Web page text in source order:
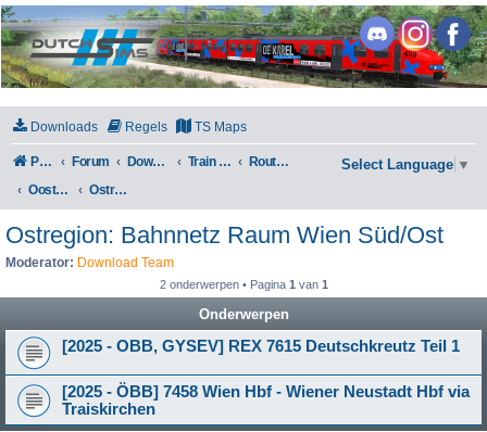
DutchSims
Downloads Regels TS Maps
Portal Forum Downloads Train Simulator Classic
Routes en Scenarios
Oostenrijk
Ostregion: Bahnnetz Raum Wien Süd/Ost
Select Language ▼
Ostregion: Bahnnetz Raum Wien Süd/Ost
Moderator: Download Team
2 onderwerpen • Pagina 1 van 1
Onderwerpen
[2025 - OBB, GYSEV] REX 7615 Deutschkreutz Teil 1
[2025 - ÖBB] 7458 Wien Hbf - Wiener Neustadt Hbf via
Traiskirchen